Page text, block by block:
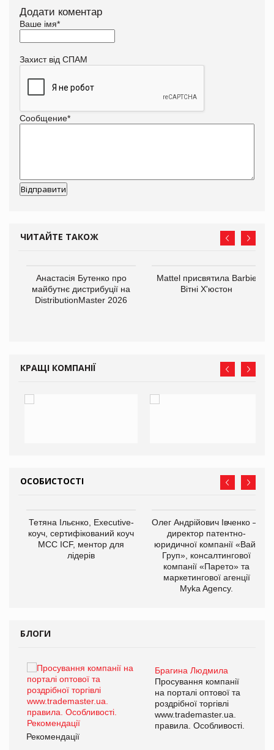
Додати коментар
Ваше імя*
Захист від СПАМ
Сообщение*
ЧИТАЙТЕ ТАКОЖ
Анастасія Бутенко про
майбутнє дистрибуції на
DistributionMaster 2026
Mattel присвятила Barbie
Вітні Х'юстон
КРАЩІ КОМПАНІЇ
ОСОБИСТОСТІ
Тетяна Ільєнко, Executive-
коуч, сертифікований коуч
МСС ICF, ментор для
лідерів
Олег Андрійович Івченко —
директор патентно-
юридичної компанії «Вайз
Груп», консалтингової
компанії «Парето» та
маркетингової агенції
Myka Agency.
БЛОГИ
Брагина Людмила
Просування компанії
на порталі оптової та
роздрібної торгівлі
www.trademaster.ua.
правила. Особливості.
Рекомендації